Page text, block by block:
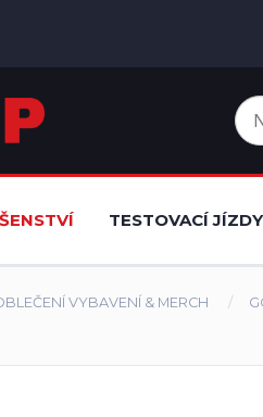
TESTOVACÍ JÍZDY
VYBAVENÍ & MERCH